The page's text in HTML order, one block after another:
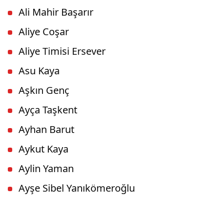
Ali Mahir Başarır
Aliye Coşar
Aliye Timisi Ersever
Asu Kaya
Aşkın Genç
Ayça Taşkent
Ayhan Barut
Aykut Kaya
Aylin Yaman
Ayşe Sibel Yanıkömeroğlu